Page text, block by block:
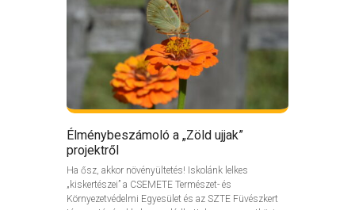
Élménybeszámoló a „Zöld ujjak”
projektről
Ha ősz, akkor növényültetés! Iskolánk lelkes
„kiskertészei” a CSEMETE Természet- és
Környezetvédelmi Egyesület és az SZTE Füvészkert